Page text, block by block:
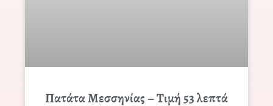
Πατάτα Μεσσηνίας – Τιμή 53 λεπτά